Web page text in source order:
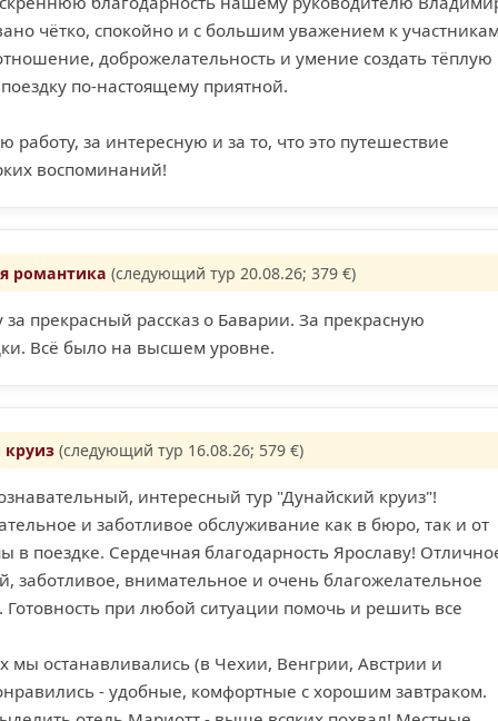
чётко, спокойно и с большим уважением к
доброжелательность и умение создать тёплую
по-настоящему приятной.
работу, за интересную и за то, что это путешествие
воспоминаний!
романтика (следующий тур 20.08.26; 379 €)
прекрасный рассказ о Баварии. За прекрасную
Всё было на высшем уровне.
(следующий тур 16.08.26; 579 €)
интересный тур "Дунайский круиз"!
и заботливое обслуживание как в бюро, так и от
в поездке. Cердечная благодарность Ярославу!
заботливое, внимательное и очень благожелательное
при любой ситуации помочь и решить все
мы останавливались (в Чехии, Венгрии, Австрии и
- удобные, комфортные с хорошим завтраком.